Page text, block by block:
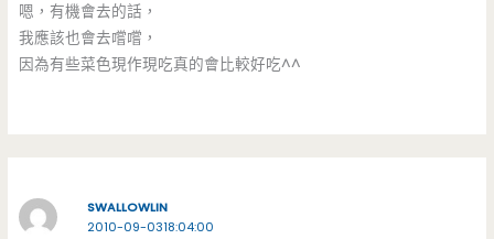
嗯，有機會去的話，
我應該也會去嚐嚐，
因為有些菜色現作現吃真的會比較好吃^^
SWALLOWLIN
2010-09-0318:04:00